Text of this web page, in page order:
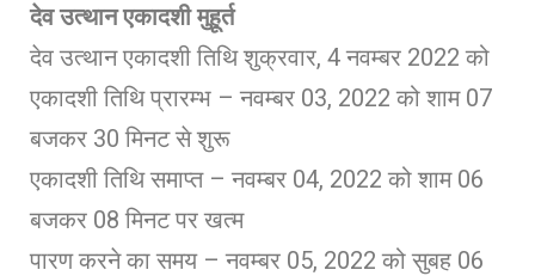
देव उत्थान एकादशी मुहूर्त
देव उत्थान एकादशी तिथि शुक्रवार, 4 नवम्बर 2022 को
एकादशी तिथि प्रारम्भ – नवम्बर 03, 2022 को शाम 07
बजकर 30 मिनट से शुरू
एकादशी तिथि समाप्त – नवम्बर 04, 2022 को शाम 06
बजकर 08 मिनट पर खत्म
पारण करने का समय – नवम्बर 05, 2022 को सुबह 06